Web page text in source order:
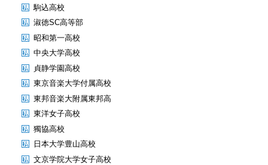
駒込高校
淑徳SC高等部
昭和第一高校
中央大学高校
貞静学園高校
東京音楽大学付属高校
東邦音楽大附属東邦高
東洋女子高校
獨協高校
日本大学豊山高校
文京学院大学女子高校